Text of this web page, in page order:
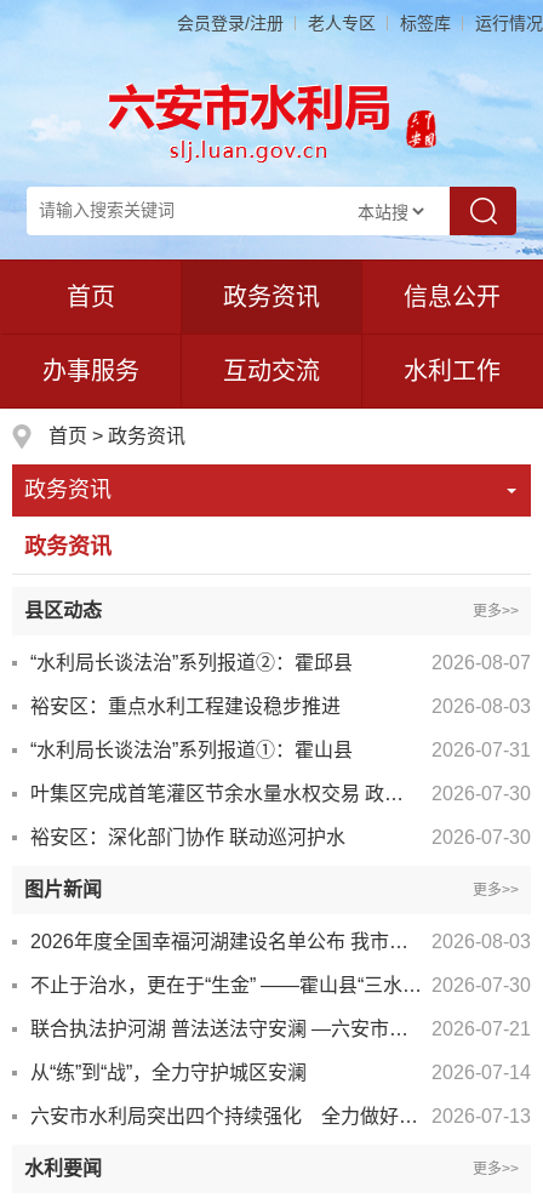
会员登录/注册 老人专区 标签库 运行情况
首页 政务资讯 信息公开
办事服务 互动交流 水利工作
首页 > 政务资讯
政务资讯
政务资讯
县区动态 更多>>
“水利局长谈法治”系列报道②：霍邱县 2026-08-07
裕安区：重点水利工程建设稳步推进 2026-08-03
“水利局长谈法治”系列报道①：霍山县 2026-07-31
叶集区完成首笔灌区节余水量水权交易 政企联动激活节水发展新动能 2026-07-30
裕安区：深化部门协作 联动巡河护水 2026-07-30
图片新闻 更多>>
2026年度全国幸福河湖建设名单公布 我市燕子河成功入选 2026-08-03
不止于治水，更在于“生金” ——霍山县“三水统筹”重塑乡村水价值 2026-07-30
联合执法护河湖 普法送法守安澜 —六安市开展重点水域（区域）联合执法巡查行动 2026-07-21
从“练”到“战”，全力守护城区安澜 2026-07-14
六安市水利局突出四个持续强化 全力做好台风“巴威”防御工作 2026-07-13
水利要闻 更多>>